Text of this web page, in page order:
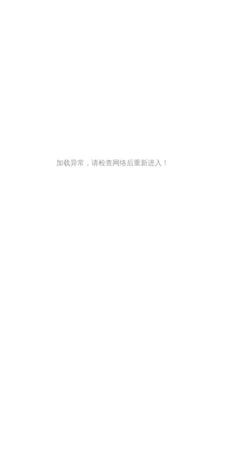
加载异常，请检查网络后重新进入！